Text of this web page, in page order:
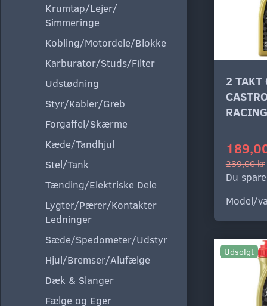
Krumtap/Lejer/
Simmeringe
Kobling/Motordele/Blokke
Karburator/Studs/Filter
Udstødning
Styr/Kabler/Greb
Forgaffel/Skærme
Kæde/Tandhjul
Stel/Tank
Tænding/Elektriske Dele
Lygter/Pærer/Kontakter
Ledninger
Sæde/Spedometer/Udstyr
Hjul/Bremser/Alufælge
Dæk & Slanger
Fælge og Eger
2 TAKT
RACING
289,00 kr
Du
Model/
Udsolgt